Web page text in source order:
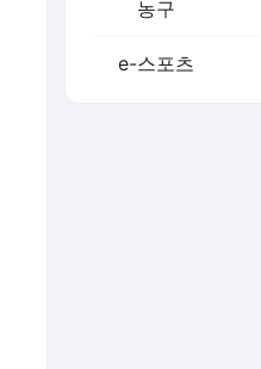
농구
e-스포츠